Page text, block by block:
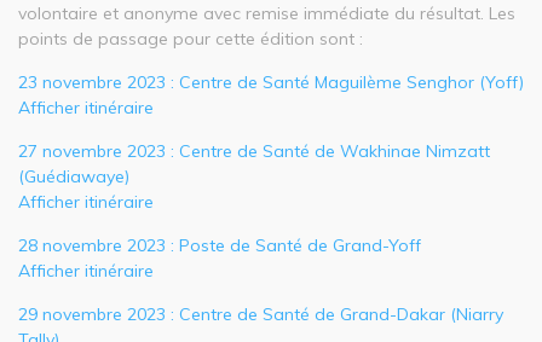
volontaire et anonyme avec remise immédiate du résultat. Les
points de passage pour cette édition sont :
23 novembre 2023 : Centre de Santé Maguilème Senghor (Yoff)
Afficher itinéraire
27 novembre 2023 : Centre de Santé de Wakhinae Nimzatt
(Guédiawaye)
Afficher itinéraire
28 novembre 2023 : Poste de Santé de Grand-Yoff
Afficher itinéraire
29 novembre 2023 : Centre de Santé de Grand-Dakar (Niarry